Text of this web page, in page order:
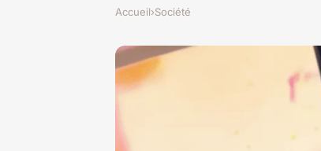
Accueil›Société